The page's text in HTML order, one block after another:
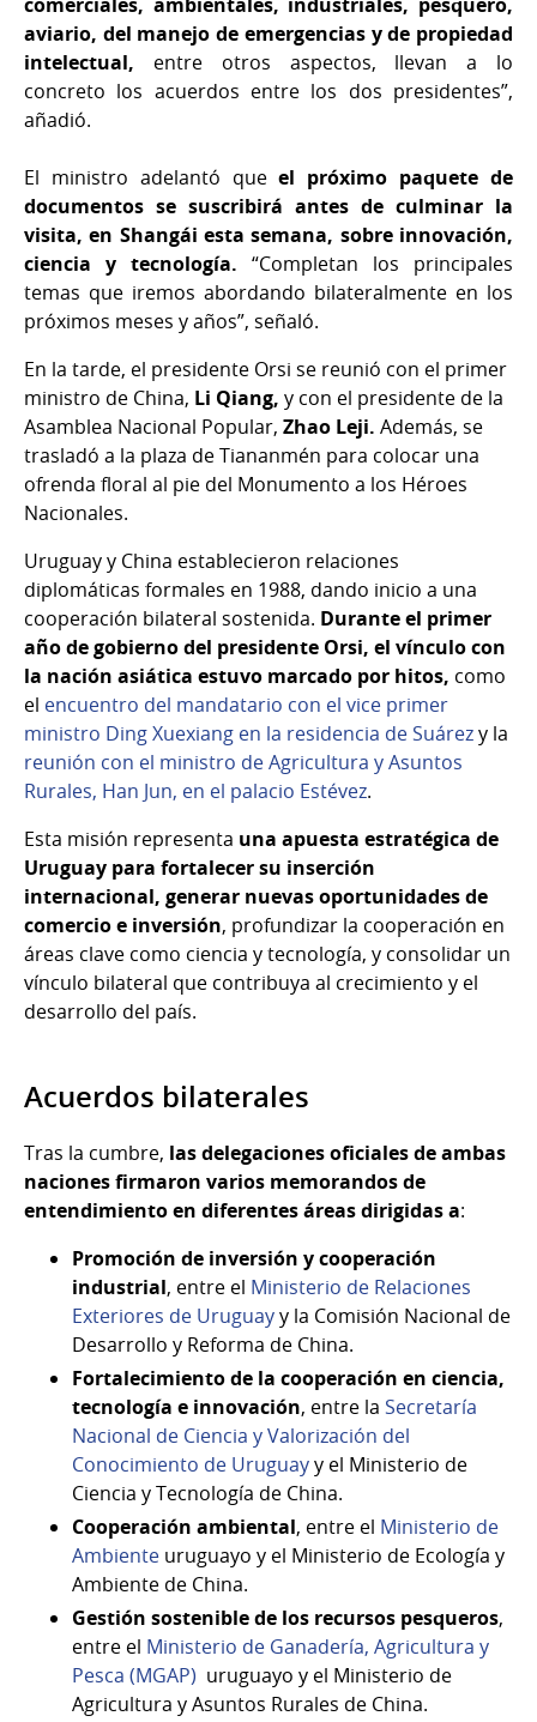
aviario, del manejo de emergencias y de propiedad
intelectual, entre otros aspectos, llevan a lo
concreto los acuerdos entre los dos presidentes”,
añadió.
El ministro adelantó queel próximo paquete de
documentos se suscribirá antes de culminar la
visita, en Shangái esta semana, sobre innovación,
ciencia y tecnología. “Completan los principales
temas que iremos abordando bilateralmente en los
próximos meses y años”, señaló.
En la tarde, el presidente Orsi se reunió con el primer
ministro de China, Li Qiang, y con el presidente de la
Asamblea Nacional Popular, Zhao Leji. Además, se
trasladó a la plaza de Tiananmén para colocar una
ofrenda floral al pie del Monumento a los Héroes
Nacionales.
Uruguay y China establecieron relaciones
diplomáticas formales en 1988, dando inicio a una
cooperación bilateral sostenida. Durante el primer
año de gobierno del presidente Orsi, el vínculo con
la nación asiática estuvo marcado por hitos, como
el encuentro del mandatario con el vice primer
ministro Ding Xuexiang en la residencia de Suárezy la
reunión con el ministro de Agricultura y Asuntos
Rurales, Han Jun, en el palacio Estévez.
Esta misión representa una apuesta estratégica de
Uruguay para fortalecer su inserción
internacional, generar nuevas oportunidades de
comercio e inversión, profundizar la cooperación en
áreas clave como ciencia y tecnología, y consolidar un
vínculo bilateral que contribuya al crecimiento y el
desarrollo del país.
Acuerdos bilaterales
Tras la cumbre, las delegaciones oficiales de ambas
naciones firmaron varios memorandos de
entendimiento en diferentes áreas dirigidas a:
Promoción de inversión y cooperación
industrial, entre el Ministerio de Relaciones
Exteriores de Uruguayy la Comisión Nacional de
Desarrollo y Reforma de China.
Fortalecimiento de la cooperación en ciencia,
tecnología e innovación, entre la Secretaría
Nacional de Ciencia y Valorización del
Conocimiento de Uruguayy el Ministerio de
Ciencia y Tecnología de China.
Cooperación ambiental, entre el Ministerio de
Ambiente uruguayo y el Ministerio de Ecología y
Ambiente de China.
Gestión sostenible de los recursos pesqueros,
entre el Ministerio de Ganadería, Agricultura y
Pesca (MGAP) uruguayo y el Ministerio de
Agricultura y Asuntos Rurales de China.